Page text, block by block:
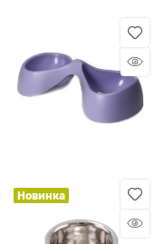
Новинка